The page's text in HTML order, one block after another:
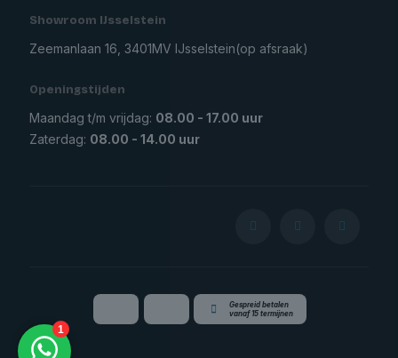
Showroom IJsselstein
Zeemanlaan 16, 3401MV IJsselstein(op afsraak)
Openingstijden
Maandag t/m vrijdag: 08.00 - 17.00 uur
Zaterdag: 08.00 - 14.00 uur
Gespreid betalen
vanaf 15 termijnen